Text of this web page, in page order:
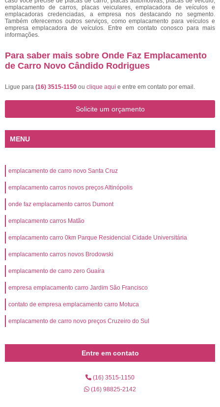
emplacamento de carros, placas veiculares, emplacadora de veículos e
emplacadoras credenciadas, a empresa nos destacando no segmento.
Também oferecemos outros serviços, como emplacamento para veículos e
empresa emplacadora de veículos. Entre em contato conosco para mais
informações.
Para saber mais sobre Onde Faz Emplacamento
de Carro Novo Cândido Rodrigues
Ligue para (16) 3515-1150 ou clique aqui e entre em contato por email.
Solicite um orçamento
MENU
emplacamento de carro novo Santa Cruz
emplacamento carros novos preços Altinópolis
onde faz emplacamento carros Dumont
emplacamento carros Matão
emplacamento carro 0km Parque Residencial Cidade Universitária
emplacamento carros novos Brodowski
emplacamento de carro zero Guaíra
empresa emplacamento carro Jardim São Francisco
contato de empresa emplacamento carro Motuca
emplacamento de carro novo preços Cruzeiro do Sul
Entre em contato
(16) 3515-1150
(16) 98825-2142